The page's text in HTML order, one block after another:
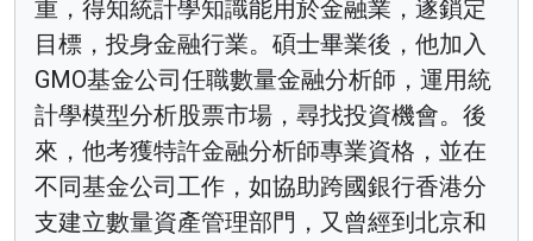
重，得知統計學知識能用於金融業，遂鎖定
目標，投身金融行業。碩士畢業後，他加入
GMO基金公司任職數量金融分析師，運用統
計學模型分析股票市場，尋找投資機會。後
來，他考獲特許金融分析師專業資格，並在
不同基金公司工作，如協助跨國銀行香港分
支建立數量資產管理部門，又曾經到北京和